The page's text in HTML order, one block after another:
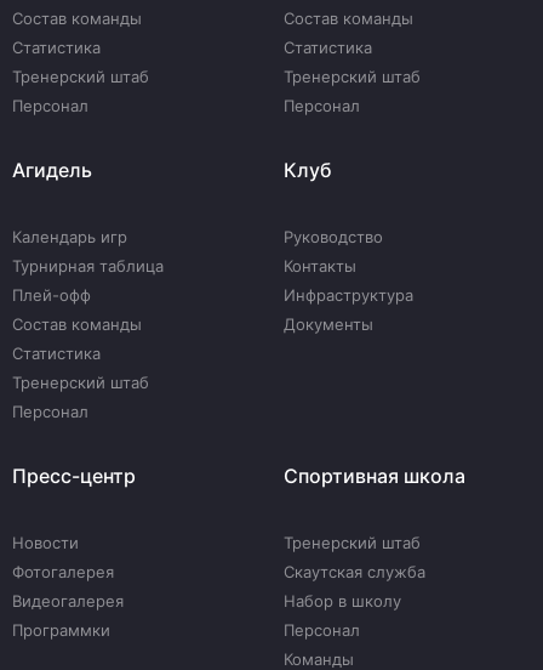
Состав команды
Статистика
Тренерский штаб
Персонал
Состав команды
Статистика
Тренерский штаб
Персонал
Агидель
Календарь игр
Турнирная таблица
Плей-офф
Состав команды
Статистика
Тренерский штаб
Персонал
Клуб
Руководство
Контакты
Инфраструктура
Документы
Пресс-центр
Новости
Фотогалерея
Видеогалерея
Программки
Спортивная школа
Тренерский штаб
Скаутская служба
Набор в школу
Персонал
Команды